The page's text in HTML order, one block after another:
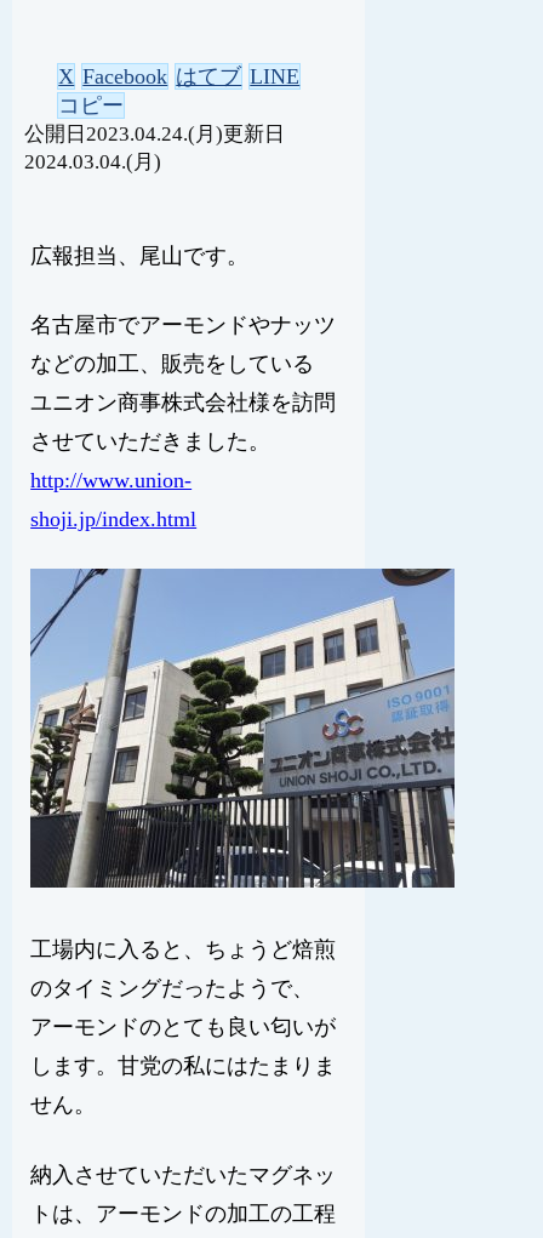
X Facebook はてブ LINE
コピー
2023.04.24.(月)
2024.03.04.(月)
広報担当、尾山です。
名古屋市でアーモンドやナッツ
などの加工、販売をしている
ユニオン商事株式会社様を訪問
させていただきました。
http://www.union-
shoji.jp/index.html
工場内に入ると、ちょうど焙煎
のタイミングだったようで、
アーモンドのとても良い匂いが
します。甘党の私にはたまりま
せん。
納入させていただいたマグネッ
トは、アーモンドの加工の工程